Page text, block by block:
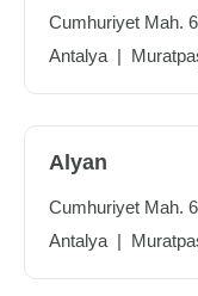
Cumhuriyet Mah.
Antalya |
Alyan
Cumhuriyet Mah.
Antalya |